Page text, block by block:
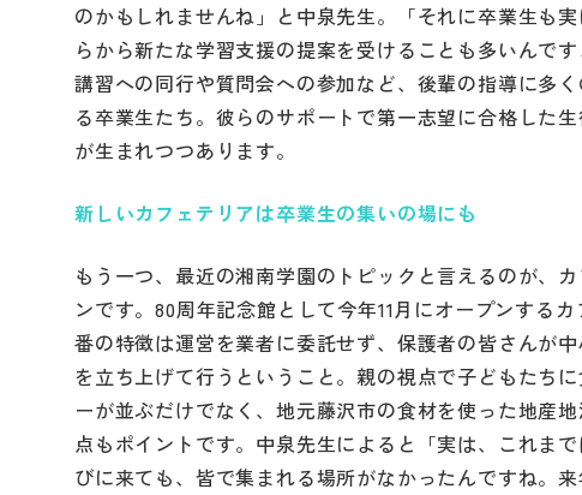
のかもしれませんね」と中泉先生。「それに卒業生も
らから新たな学習支援の提案を受けることも多いんで
講習への同行や質問会への参加など、後輩の指導に多
る卒業生たち。彼らのサポートで第一志望に合格した
が生まれつつあります。
新しいカフェテリアは卒業生の集いの場にも
もう一つ、最近の湘南学園のトピックと言えるのが、
ンです。80周年記念館として今年11月にオープンする
番の特徴は運営を業者に委託せず、保護者の皆さんが
を立ち上げて行うということ。親の視点で子どもたち
ーが並ぶだけでなく、地元藤沢市の食材を使った地産
点もポイントです。中泉先生によると「実は、これま
びに来ても、皆で集まれる場所がなかったんですね。